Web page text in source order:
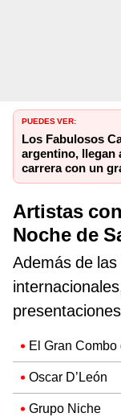
PUEDES VER:
Los Fabulosos
argentino, llegan
carrera con un
Artistas
Noche de
Además de
El Gran
Oscar D’León
Grupo Niche